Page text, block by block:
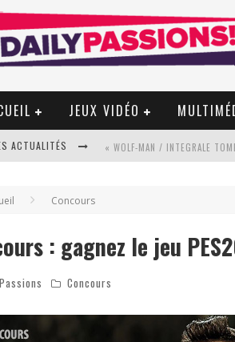
JEUX VIDÉO
ACTUALITÉS « WOLF-MAN / INTEGRALE
STAR FOX
PSYRIVER 2026 : LA MAGIE
Concours
: gagnez le jeu
Concours